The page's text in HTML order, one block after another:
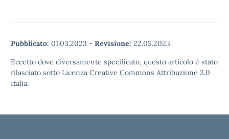
Pubblicato: 01.03.2023 - Revisione: 22.05.2023
Eccetto dove diversamente specificato, questo articolo è stato
rilasciato sotto Licenza Creative Commons Attribuzione 3.0
Italia.